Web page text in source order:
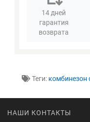
14 дней
гарантия
возврата
Теги: комбинезон
НАШИ КОНТАКТЫ